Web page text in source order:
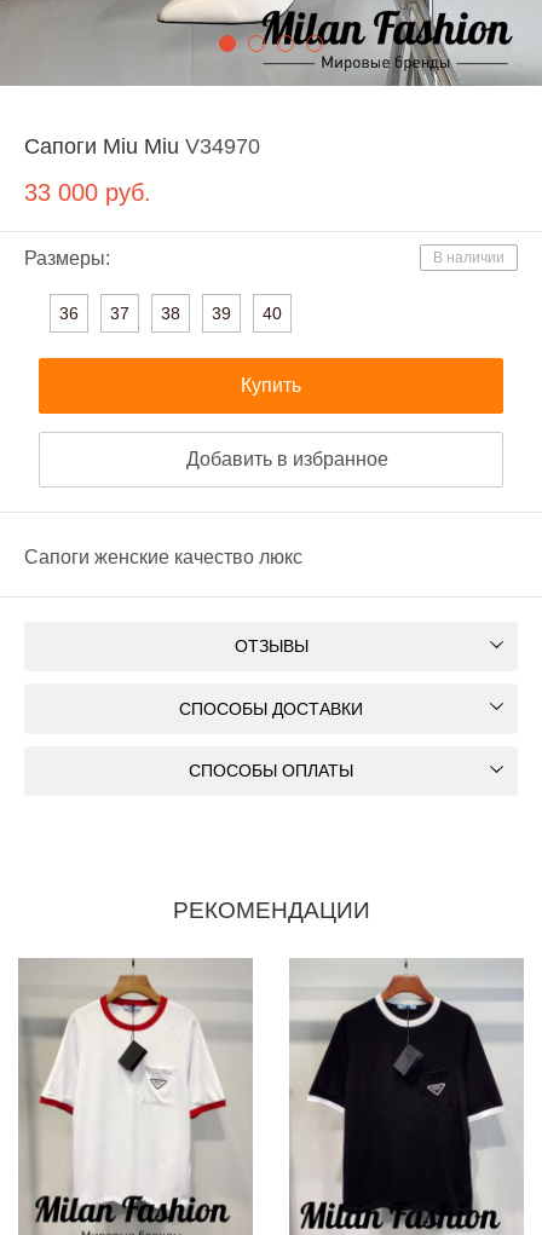
Сапоги Miu Miu V34970
33 000 руб.
В наличии
Размеры:
36 37 38 39 40
Купить
Добавить в избранное
Сапоги женские качество люкс
ОТЗЫВЫ
СПОСОБЫ ДОСТАВКИ
СПОСОБЫ ОПЛАТЫ
РЕКОМЕНДАЦИИ